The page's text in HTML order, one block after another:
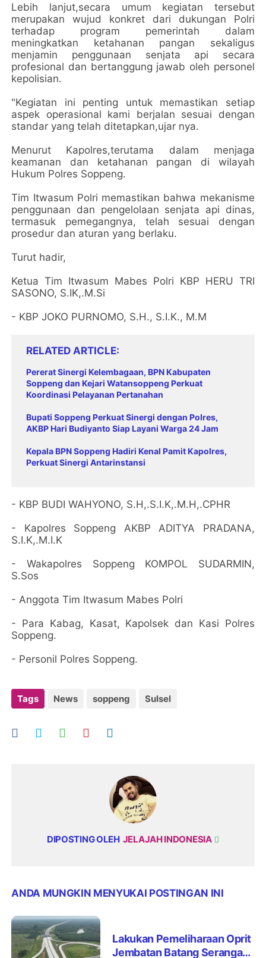
Lebih lanjut,secara umum kegiatan tersebut
merupakan wujud konkret dari dukungan Polri
terhadap program pemerintah dalam
meningkatkan ketahanan pangan sekaligus
menjamin penggunaan senjata api secara
profesional dan bertanggung jawab oleh personel
kepolisian.
"Kegiatan ini penting untuk memastikan setiap
aspek operasional kami berjalan sesuai dengan
standar yang telah ditetapkan,ujar nya.
Menurut Kapolres,terutama dalam menjaga
keamanan dan ketahanan pangan di wilayah
Hukum Polres Soppeng.
Tim Itwasum Polri memastikan bahwa mekanisme
penggunaan dan pengelolaan senjata api dinas,
termasuk pemegangnya, telah sesuai dengan
prosedur dan aturan yang berlaku.
Turut hadir,
Ketua Tim Itwasum Mabes Polri KBP HERU TRI
SASONO, S.IK,.M.Si
- KBP JOKO PURNOMO, S.H., S.I.K., M.M
RELATED ARTICLE
Pererat Sinergi Kelembagaan, BPN Kabupaten
Soppeng dan Kejari Watansoppeng Perkuat
Koordinasi Pelayanan Pertanahan
Bupati Soppeng Perkuat Sinergi dengan Polres,
AKBP Hari Budiyanto Siap Layani Warga 24 Jam
Kepala BPN Soppeng Hadiri Kenal Pamit Kapolres,
Perkuat Sinergi Antarinstansi
- KBP BUDI WAHYONO, S.H,.S.I.K,.M.H,.CPHR
- Kapolres Soppeng AKBP ADITYA PRADANA,
S.I.K,.M.I.K
- Wakapolres Soppeng KOMPOL SUDARMIN,
S.Sos
- Anggota Tim Itwasum Mabes Polri
- Para Kabag, Kasat, Kapolsek dan Kasi Polres
Soppeng.
- Personil Polres Soppeng.
Tags News soppeng Sulsel
DIPOSTING OLEH JELAJAH INDONESIA
ANDA MUNGKIN MENYUKAI POSTINGAN INI
Lakukan Pemeliharaan Oprit
Jembatan Batang Serangan,